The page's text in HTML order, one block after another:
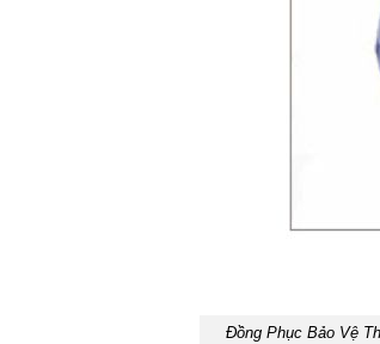
Đồng Phục Bảo Vệ